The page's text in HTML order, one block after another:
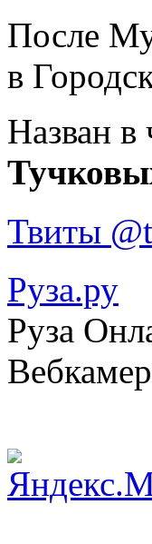
После
в
Назван в
Твиты
Руза.ру
Руза